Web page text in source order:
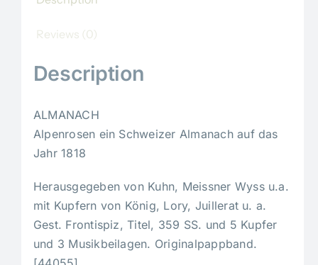
Reviews (0)
Description
ALMANACH
Alpenrosen ein Schweizer Almanach auf das
Jahr 1818
Herausgegeben von Kuhn, Meissner Wyss u.a.
mit Kupfern von König, Lory, Juillerat u. a.
Gest. Frontispiz, Titel, 359 SS. und 5 Kupfer
und 3 Musikbeilagen. Originalpappband.